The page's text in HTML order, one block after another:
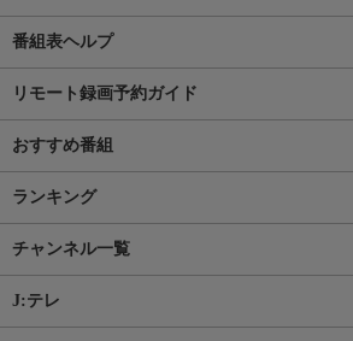
番組表ヘルプ
リモート録画予約ガイド
おすすめ番組
ランキング
チャンネル一覧
J:テレ